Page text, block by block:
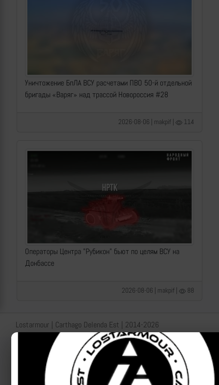
Уничтожение БпЛА ВСУ расчетами ПВО 50-й отдельной
бригады «Варяг» над трассой Новороссия #28
2026-08-06 | makpif | 114
Операторы Центра "Рубикон" бьют по целям ВСУ на
Донбассе
2026-08-06 | makpif | 88
Lostarmour | Carthago Delenda Est | 2014-2026